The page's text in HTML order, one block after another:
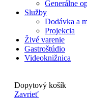
Generálne
Služby
Dodávka a
Projekcia
Živé varenie
Gastroštúdio
Videoknižnica
Dopytový košík
Zavrieť